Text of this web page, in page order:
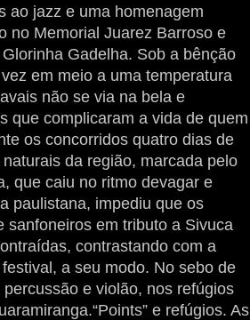
ao jazz e uma homenagem
no Memorial Juarez Barroso e
Gadelha. Sob a bênção
em meio a uma temperatura
não se via na bela e
que complicaram a vida de quem
os concorridos quatro dias de
da região, marcada pelo
que caiu no ritmo devagar e
paulistana, impediu que os
em tributo a Sivuca
contrastando com a
a seu modo. No sebo de
e violão, nos refúgios
e refúgios. As